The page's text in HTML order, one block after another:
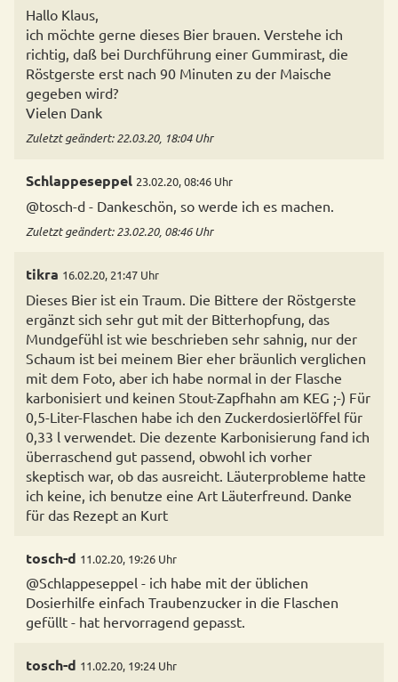
Hallo Klaus,
ich möchte gerne dieses Bier brauen. Verstehe ich
richtig, daß bei Durchführung einer Gummirast, die
Röstgerste erst nach 90 Minuten zu der Maische
gegeben wird?
Vielen Dank
Zuletzt geändert: 22.03.20, 18:04 Uhr
Schlappeseppel 23.02.20, 08:46 Uhr
@tosch-d - Dankeschön, so werde ich es machen.
Zuletzt geändert: 23.02.20, 08:46 Uhr
tikra 16.02.20, 21:47 Uhr
Dieses Bier ist ein Traum. Die Bittere der Röstgerste
ergänzt sich sehr gut mit der Bitterhopfung, das
Mundgefühl ist wie beschrieben sehr sahnig, nur der
Schaum ist bei meinem Bier eher bräunlich verglichen
mit dem Foto, aber ich habe normal in der Flasche
karbonisiert und keinen Stout-Zapfhahn am KEG ;-) Für
0,5-Liter-Flaschen habe ich den Zuckerdosierlöffel für
0,33 l verwendet. Die dezente Karbonisierung fand ich
überraschend gut passend, obwohl ich vorher
skeptisch war, ob das ausreicht. Läuterprobleme hatte
ich keine, ich benutze eine Art Läuterfreund. Danke
für das Rezept an Kurt
tosch-d 11.02.20, 19:26 Uhr
@Schlappeseppel - ich habe mit der üblichen
Dosierhilfe einfach Traubenzucker in die Flaschen
tosch-d 11.02.20, 19:24 Uhr